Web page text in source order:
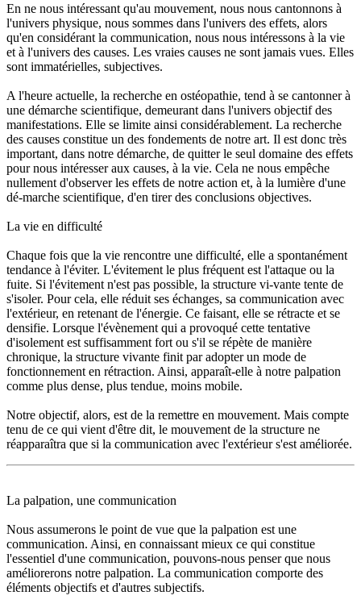
En ne nous intéressant qu'au mouvement, nous nous cantonnons à
l'univers physique, nous sommes dans l'univers des effets, alors
qu'en considérant la communication, nous nous intéressons à la vie
et à l'univers des causes. Les vraies causes ne sont jamais vues. Elles
sont immatérielles, subjectives.
A l'heure actuelle, la recherche en ostéopathie, tend à se cantonner à
une démarche scientifique, demeurant dans l'univers objectif des
manifestations. Elle se limite ainsi considérablement. La recherche
des causes constitue un des fondements de notre art. Il est donc très
important, dans notre démarche, de quitter le seul domaine des effets
pour nous intéresser aux causes, à la vie. Cela ne nous empêche
nullement d'observer les effets de notre action et, à la lumière d'une
dé-marche scientifique, d'en tirer des conclusions objectives.
La vie en difficulté
Chaque fois que la vie rencontre une difficulté, elle a spontanément
tendance à l'éviter. L'évitement le plus fréquent est l'attaque ou la
fuite. Si l'évitement n'est pas possible, la structure vi-vante tente de
s'isoler. Pour cela, elle réduit ses échanges, sa communication avec
l'extérieur, en retenant de l'énergie. Ce faisant, elle se rétracte et se
densifie. Lorsque l'évènement qui a provoqué cette tentative
d'isolement est suffisamment fort ou s'il se répète de manière
chronique, la structure vivante finit par adopter un mode de
fonctionnement en rétraction. Ainsi, apparaît-elle à notre palpation
comme plus dense, plus tendue, moins mobile.
Notre objectif, alors, est de la remettre en mouvement. Mais compte
tenu de ce qui vient d'être dit, le mouvement de la structure ne
réapparaîtra que si la communication avec l'extérieur s'est améliorée.
La palpation, une communication
Nous assumerons le point de vue que la palpation est une
communication. Ainsi, en connaissant mieux ce qui constitue
l'essentiel d'une communication, pouvons-nous penser que nous
améliorerons notre palpation. La communication comporte des
éléments objectifs et d'autres subjectifs.